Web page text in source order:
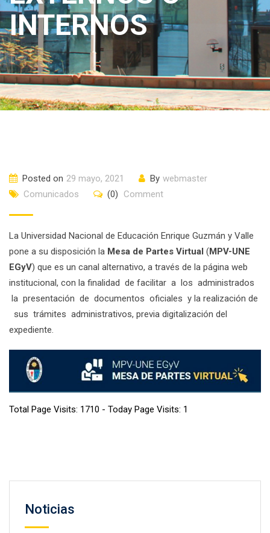
INTERNOS
Posted on 29 mayo, 2021 By webmaster
Comunicados
(0) Comment
La Universidad Nacional de Educación Enrique Guzmán y Valle
pone a su disposición la Mesa de Partes Virtual (MPV-UNE
EGyV) que es un canal alternativo, a través de la página web
institucional, con la finalidad de facilitar a los administrados
la presentación de documentos oficiales y la realización de
sus trámites administrativos, previa digitalización del
expediente.
Total Page Visits: 1710 - Today Page Visits: 1
Noticias